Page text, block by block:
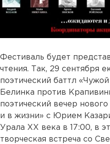
Фестиваль будет
чтения. Так, 29 сентября
поэтический баттл
Белинка против
поэтический вечер
и в жизни» с Юрием
Урала XX века в 17:00, в
творческая встреча со